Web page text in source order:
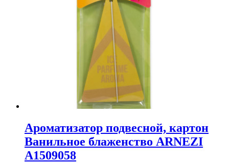
Ароматизатор подвесной, картон
Ванильное блаженство ARNEZI
A1509058